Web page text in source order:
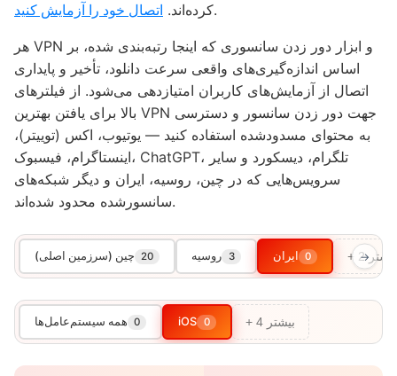
کرده‌اند. اتصال خود را آزمایش کنید .
هر VPN و ابزار دور زدن سانسوری که اینجا رتبه‌بندی شده، بر
اساس اندازه‌گیری‌های واقعی سرعت دانلود، تأخیر و پایداری
اتصال از آزمایش‌های کاربران امتیازدهی می‌شود. از فیلترهای
بالا برای یافتن بهترین VPN جهت دور زدن سانسور و دسترسی
به محتوای مسدودشده استفاده کنید — یوتیوب، اکس (توییتر)،
اینستاگرام، فیسبوک، ChatGPT، تلگرام، دیسکورد و سایر
سرویس‌هایی که در چین، روسیه، ایران و دیگر شبکه‌های
سانسورشده محدود شده‌اند.
چین (سرزمین اصلی) 20 روسیه 3 ایران 0 + 2 بیشتر→
همه سیستم‌عامل‌ها 0 iOS 0 + 4 بیشتر